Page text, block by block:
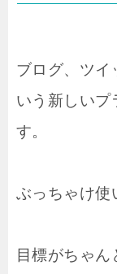
ブログ、ツイ
いう新しいプ
す。
ぶっちゃけ使
目標がちゃん